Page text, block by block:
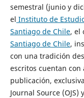
semestral (junio y
el Instituto de
Santiago de Chile, el
Santiago de Chile,
con una tradición
escritos cuentan
publicación,
Journal Source